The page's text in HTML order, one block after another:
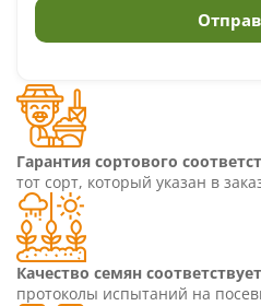
Гарантия сортового
тот сорт, который указан в
Качество семян
протоколы испытаний на